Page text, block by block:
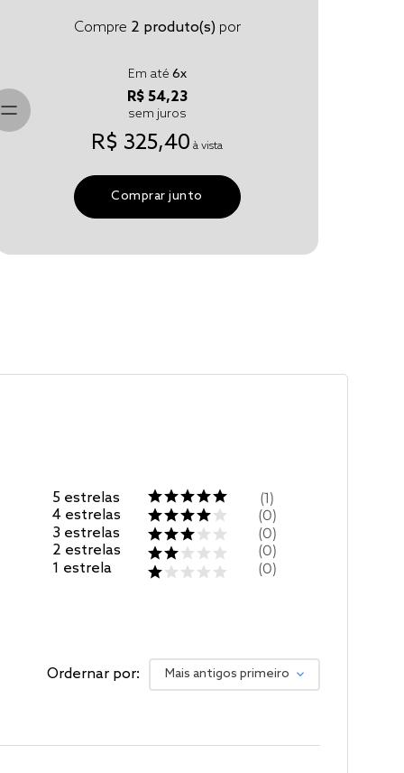
Compre 2 produto(s)por
Em até 6x
R$ 54,23
sem juros
R$ 325,40 à vista
Comprar junto
5 estrelas
4 estrelas
3 estrelas
2 estrelas
1 estrela
1
0
0
0
0
Ordernar por: Mais antigos primeiro